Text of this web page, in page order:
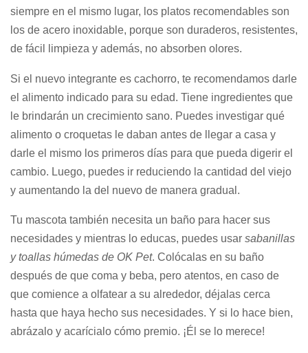
siempre en el mismo lugar, los platos recomendables son
los de acero inoxidable, porque son duraderos, resistentes,
de fácil limpieza y además, no absorben olores.
Si el nuevo integrante es cachorro, te recomendamos darle
el alimento indicado para su edad. Tiene ingredientes que
le brindarán un crecimiento sano. Puedes investigar qué
alimento o croquetas le daban antes de llegar a casa y
darle el mismo los primeros días para que pueda digerir el
cambio. Luego, puedes ir reduciendo la cantidad del viejo
y aumentando la del nuevo de manera gradual.
Tu mascota también necesita un baño para hacer sus
necesidades y mientras lo educas, puedes usar sabanillas
y toallas húmedas de OK Pet. Colócalas en su baño
después de que coma y beba, pero atentos, en caso de
que comience a olfatear a su alrededor, déjalas cerca
hasta que haya hecho sus necesidades. Y si lo hace bien,
abrázalo y acarícialo cómo premio. ¡Él se lo merece!